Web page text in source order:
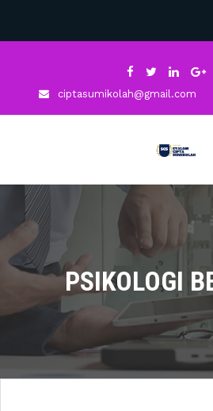
ciptasumikolah@gmail.com
PSIKOLOGI